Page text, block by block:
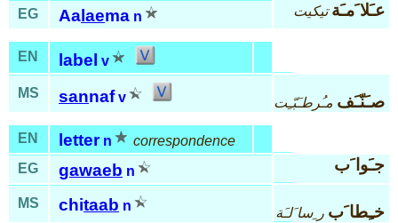
EG
Aa laema n عـَلا َمـَة تيكيت
EN label v
MS sannaf v صـَنّـَف مـُرطـَبّـِت
EN letter n
correspondence
EG
gawaeb n جـَوا َب
MS chitaab n خـِطا َب ر ِسا َلـَة